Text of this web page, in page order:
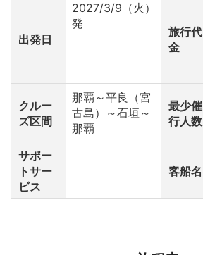
出発日
2027/3/9（火）
発
旅行代
金
クルー
ズ区間
那覇～平良（宮
古島）～石垣～
那覇
最少催
行人数
サポー
トサー
ビス
客船名